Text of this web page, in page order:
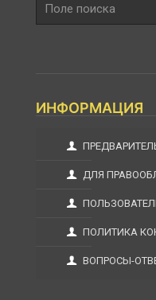
поиска
ИНФОРМАЦИЯ
ДЛЯ
ПОЛИТИКА
ВОПРОСЫ-